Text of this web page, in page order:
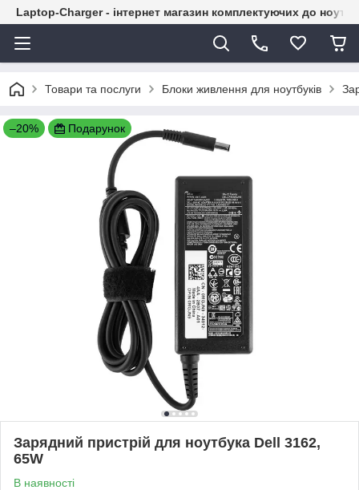
Laptop-Charger - інтернет магазин комплектуючих до
Товари та послуги Блоки живлення для ноутбуків
–20% Подарунок
Зарядний пристрій для ноутбука Dell 3162,
65W
В наявності